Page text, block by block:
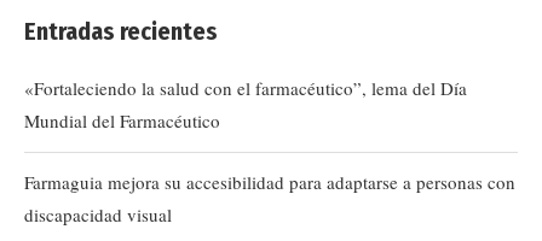
Entradas recientes
«Fortaleciendo la salud con el farmacéutico”, lema del Día
Mundial del Farmacéutico
Farmaguia mejora su accesibilidad para adaptarse a personas con
discapacidad visual